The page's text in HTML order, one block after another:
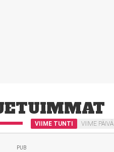
VIIME TUNTI VIIME PÄIVÄ